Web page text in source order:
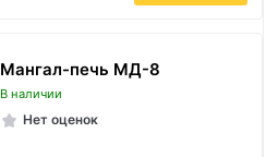
Мангал-печь МД-8
В наличии
Нет оценок